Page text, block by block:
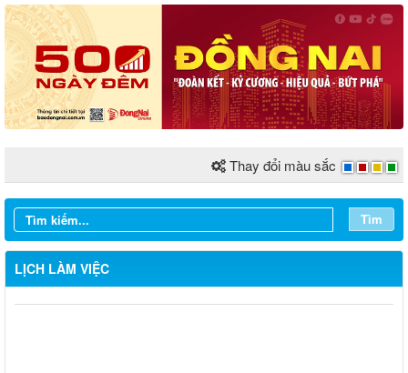
Thay đổi màu sắc
Tìm
LỊCH LÀM VIỆC
Từ ngày 03/8/2026 đến ngày 09/8/2026